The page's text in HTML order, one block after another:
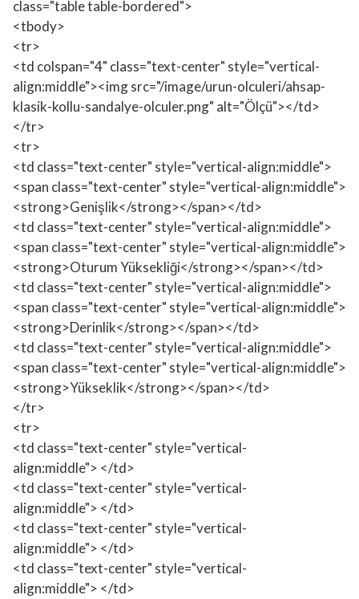
class="table table-bordered">
<tbody>
<tr>
<td colspan="4" class="text-center" style="vertical-
align:middle"><img src="/image/urun-olculeri/ahsap-
klasik-kollu-sandalye-olculer.png" alt="Ölçü"></td>
</tr>
<tr>
<td class="text-center" style="vertical-align:middle">
<span class="text-center" style="vertical-align:middle">
<strong>Genişlik</strong></span></td>
<td class="text-center" style="vertical-align:middle">
<span class="text-center" style="vertical-align:middle">
<strong>Oturum Yüksekliği</strong></span></td>
<td class="text-center" style="vertical-align:middle">
<span class="text-center" style="vertical-align:middle">
<strong>Derinlik</strong></span></td>
<td class="text-center" style="vertical-align:middle">
<span class="text-center" style="vertical-align:middle">
<strong>Yükseklik</strong></span></td>
</tr>
<tr>
<td class="text-center" style="vertical-
align:middle"> </td>
<td class="text-center" style="vertical-
align:middle"> </td>
<td class="text-center" style="vertical-
align:middle"> </td>
<td class="text-center" style="vertical-
align:middle"> </td>